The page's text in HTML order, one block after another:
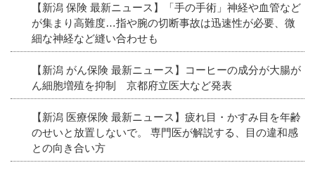
【新潟 保険 最新ニュース】「手の手術」神経や血管など
が集まり高難度…指や腕の切断事故は迅速性が必要、微
細な神経など縫い合わせも
【新潟 がん保険 最新ニュース】コーヒーの成分が大腸が
ん細胞増殖を抑制 京都府立医大など発表
【新潟 医療保険 最新ニュース】疲れ目・かすみ目を年齢
のせいと放置しないで。 専門医が解説する、目の違和感
との向き合い方